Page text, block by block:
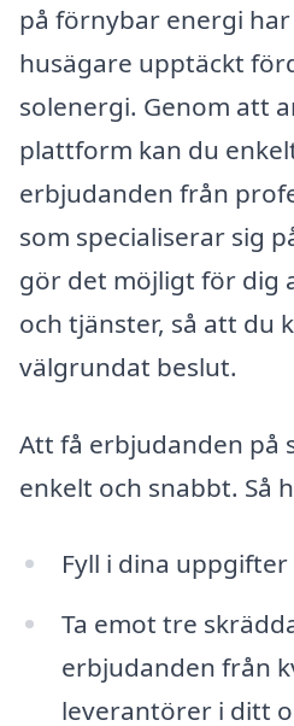
på förnybar energi
husägare upptäckt
solenergi. Genom att
plattform kan du
erbjudanden från
som specialiserar sig
gör det möjligt för dig
och tjänster, så att du
välgrundat beslut.
Att få erbjudanden på
enkelt och snabbt. Så
Fyll i dina
Ta emot tre
erbjudanden från
leverantörer i ditt